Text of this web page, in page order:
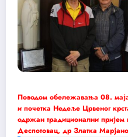
Поводом обележавања 08.
и почетка Недеље Црвеног
одржан традиционални
Деспотовац, др Златка